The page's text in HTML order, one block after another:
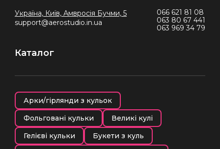
Україна, Київ, Амвросія Бучми, 5
support@aerostudio.in.ua
066 621 81 08
063 80 67 441
063 969 34 79
Каталог
Арки/гірлянди з кульок
Фольговані кульки
Великі кулі
Гелієві кульки
Букети з куль